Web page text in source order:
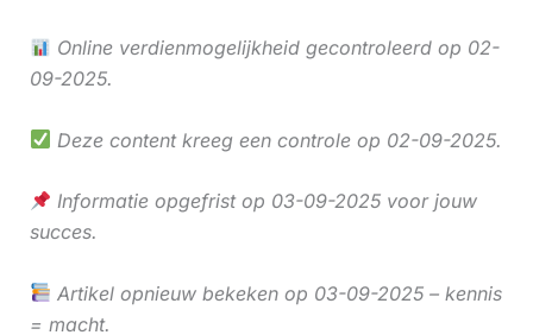
Online verdienmogelijkheid gecontroleerd op 02-
09-2025.
Deze content kreeg een controle op 02-09-2025.
Informatie opgefrist op 03-09-2025 voor jouw
succes.
Artikel opnieuw bekeken op 03-09-2025 – kennis
= macht.